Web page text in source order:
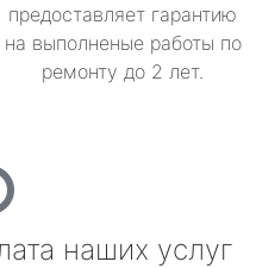
предоставляет гарантию
на выполненые работы по
ремонту до 2 лет.
наших услуг